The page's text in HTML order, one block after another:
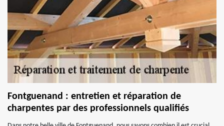
Fontguenand : entretien et réparation de
charpentes par des professionnels qualifiés